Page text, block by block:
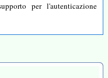
per l'autenticazione